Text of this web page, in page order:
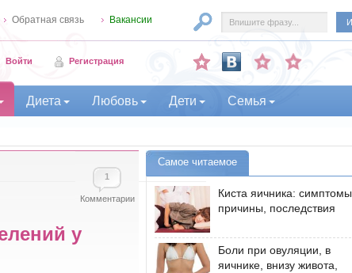
Обратная связь Вакансии
Войти Регистрация
Диета Любовь Дети Семья
1
Комментарии
у
Самое читаемое
Киста яичника: симптомы,
причины, последствия
Боли при овуляции, в
яичнике, внизу живота,